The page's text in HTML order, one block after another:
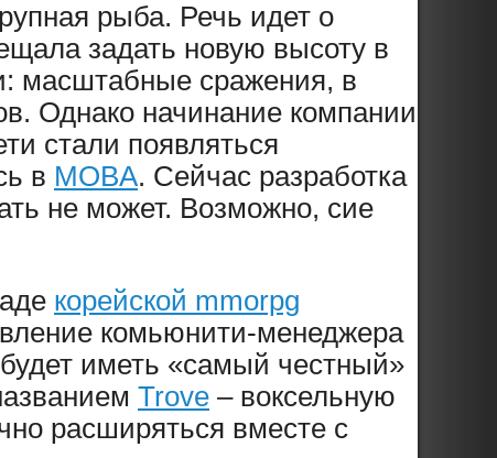
рыба. Речь идет о
задать новую высоту в
масштабные сражения, в
Однако начинание компании
стали появляться
в MOBA. Сейчас разработка
не может. Возможно, сие
корейской mmorpg
комьюнити-менеджера
иметь «самый честный»
Trove – воксельную
расширяться вместе с